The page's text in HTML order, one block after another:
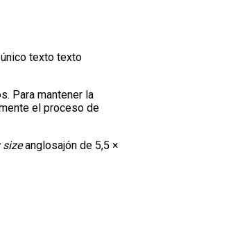
texto texto
Para mantener la
el proceso de
sizeanglosajón de 5,5 ×